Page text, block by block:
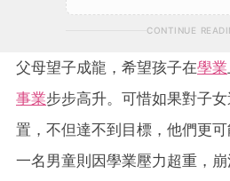
CONTINUE
父母望子成龍，希望孩子在學業
事業步步高升。可惜如果對子
置，不但達不到目標，他們更
一名男童則因學業壓力超重，